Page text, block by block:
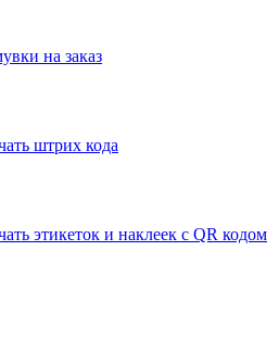
на заказ
штрих кода
этикеток и наклеек с QR кодом